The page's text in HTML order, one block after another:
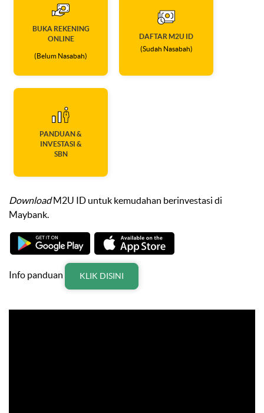
BUKA REKENING
ONLINE
(Belum Nasabah)
DAFTAR M2U ID
(Sudah Nasabah)
PANDUAN &
INVESTASI &
SBN
DownloadM2U ID untuk kemudahan berinvestasi di
Maybank.
Info panduan KLIK DISINI